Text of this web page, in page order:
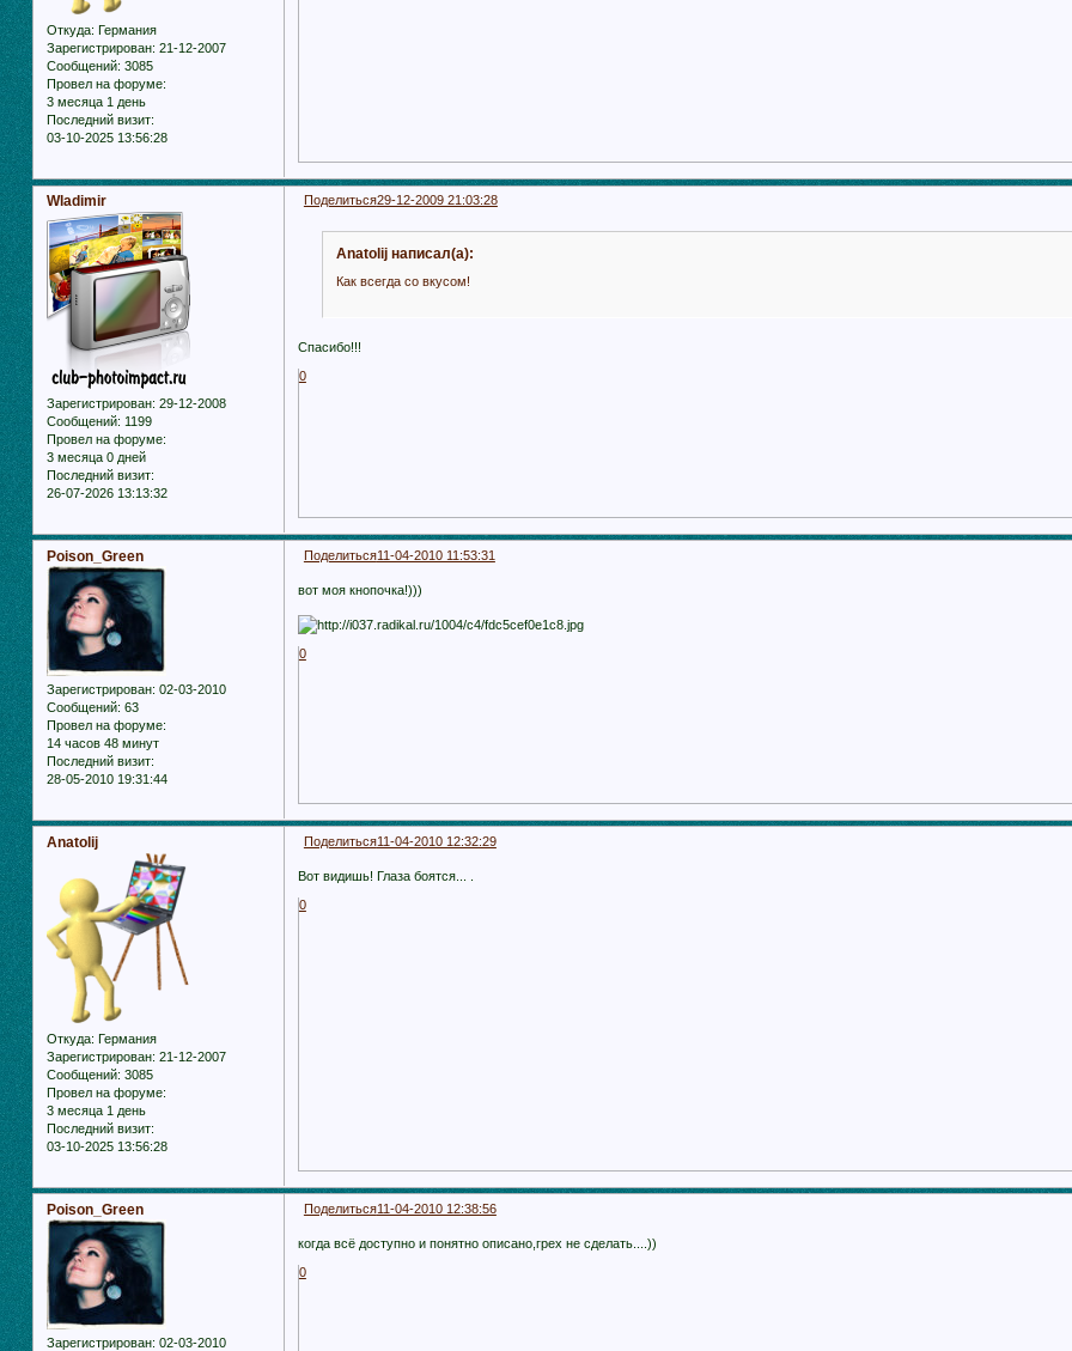
Откуда: Германия
Зарегистрирован: 21-12-2007
Сообщений: 3085
Провел на форуме:
3 месяца 1 день
Последний визит:
03-10-2025 13:56:28
Поделиться29-12-2009 21:03:28
Wladimir
Зарегистрирован: 29-12-2008
Сообщений: 1199
Провел на форуме:
3 месяца 0 дней
Последний визит:
26-07-2026 13:13:32
Anatolij написал(а):
Как всегда со вкусом!
Спасибо!!!
0
Поделиться11-04-2010 11:53:31
Poison_Green
Зарегистрирован: 02-03-2010
Сообщений: 63
Провел на форуме:
14 часов 48 минут
Последний визит:
28-05-2010 19:31:44
вот моя кнопочка!)))
0
Поделиться11-04-2010 12:32:29
Anatolij
Откуда: Германия
Зарегистрирован: 21-12-2007
Сообщений: 3085
Провел на форуме:
3 месяца 1 день
Последний визит:
03-10-2025 13:56:28
Вот видишь! Глаза боятся... .
0
Поделиться11-04-2010 12:38:56
Poison_Green
Зарегистрирован: 02-03-2010
когда всё доступно и понятно описано,грех не сделать....))
0